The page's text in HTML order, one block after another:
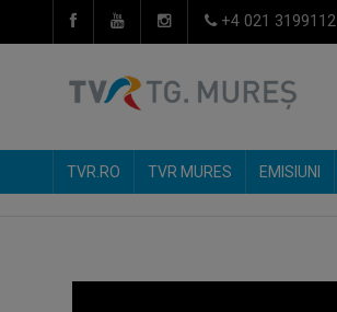
+4 021 3199112
TVR.RO TVR MURES EMISIUNI